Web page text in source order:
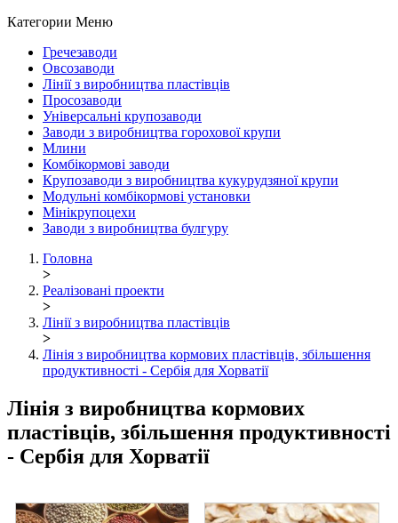
Категории Меню
Гречезаводи
Овсозаводи
Лінії з виробництва пластівців
Просозаводи
Універсальні крупозаводи
Заводи з виробництва горохової крупи
Млини
Комбікормові заводи
Крупозаводи з виробництва кукурудзяної крупи
Модульні комбікормові установки
Мінікрупоцехи
Заводи з виробництва булгуру
Головна
>
Реалізовані проекти
>
Лінії з виробництва пластівців
>
Лінія з виробництва кормових пластівців, збільшення
продуктивності - Сербія для Хорватії
Лінія з виробництва кормових
пластівців, збільшення продуктивності
- Сербія для Хорватії